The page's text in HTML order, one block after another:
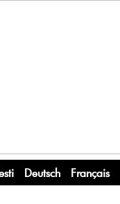
Deutsch Français